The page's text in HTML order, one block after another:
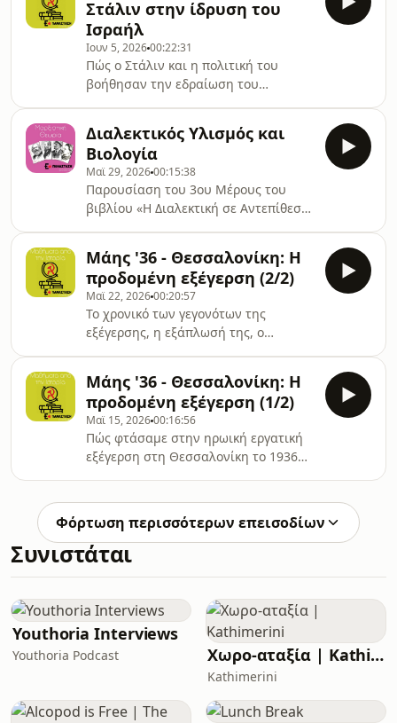
Στάλιν στην ίδρυση του
Ισραήλ
Ιουν 5, 202600:22:31
Πώς ο Στάλιν και η πολιτική του
βοήθησαν την εδραίωση του
Διαλεκτικός Υλισμός και
Βιολογία
Μαϊ 29, 202600:15:38
Παρουσίαση του 3ου Μέρους του
βιβλίου «Η Διαλεκτική σε Αντεπίθεση
«Μαρξιστική Φωνή»). Ομιλητής:
Ηλίας Κυρούσης.
Μάης '36 - Θεσσαλονίκη: Η
προδομένη εξέγερση (2/2)
Μαϊ 22, 202600:20:57
Το χρονικό των γεγονότων της
εξέγερσης, η εξάπλωσή της, ο
Καραγιαννόπουλος.
Μάης '36 - Θεσσαλονίκη: Η
προδομένη εξέγερση (1/2)
Μαϊ 15, 202600:16:56
Πώς φτάσαμε στην ηρωική εργατική
εξέγερση στη Θεσσαλονίκη το 1936
Καραγιαννόπουλος.
Φόρτωση περισσότερων επεισοδίων
Συνιστάται
Youthoria Interviews
Youthoria Podcast Χωρο-αταξία | Kathimerini
Kathimerini